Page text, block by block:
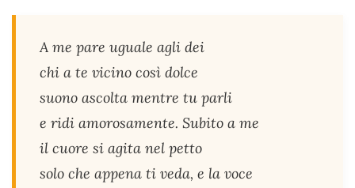
A me pare uguale agli dei
chi a te vicino così dolce
suono ascolta mentre tu parli
e ridi amorosamente. Subito a me
il cuore si agita nel petto
solo che appena ti veda, e la voce